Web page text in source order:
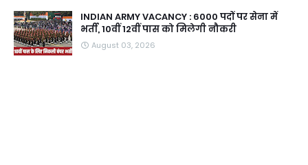
INDIAN ARMY VACANCY : 6000 पदों पर सेना में
भर्ती, 10वीं 12वीं पास को मिलेगी नौकरी
August 03, 2026